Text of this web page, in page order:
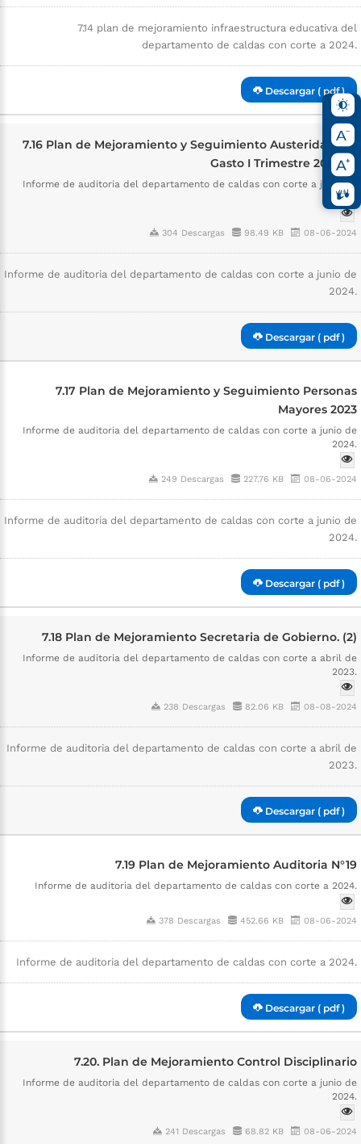
7.14 plan de mejoramiento infraestructura educativa del
departamento de caldas con corte a 2024.
Descargar ( pdf )
7.16 Plan de Mejoramiento y Seguimiento Austeridad del
Gasto I Trimestre 2024 (1)
Informe de auditoria del departamento de caldas con corte a junio de
2024.
304 Descargas 98.49 KB 08-06-2024
Informe de auditoria del departamento de caldas con corte a junio de
2024.
Descargar ( pdf )
7.17 Plan de Mejoramiento y Seguimiento Personas
Mayores 2023
Informe de auditoria del departamento de caldas con corte a junio de
2024.
249 Descargas 227.76 KB 08-06-2024
Informe de auditoria del departamento de caldas con corte a junio de
2024.
Descargar ( pdf )
7.18 Plan de Mejoramiento Secretaria de Gobierno. (2)
Informe de auditoria del departamento de caldas con corte a abril de
2023.
238 Descargas 82.06 KB 08-08-2024
Informe de auditoria del departamento de caldas con corte a abril de
2023.
Descargar ( pdf )
7.19 Plan de Mejoramiento Auditoria N°19
Informe de auditoria del departamento de caldas con corte a 2024.
378 Descargas 452.66 KB 08-06-2024
Informe de auditoria del departamento de caldas con corte a 2024.
Descargar ( pdf )
7.20. Plan de Mejoramiento Control Disciplinario
Informe de auditoria del departamento de caldas con corte a junio de
2024.
241 Descargas 68.82 KB 08-06-2024